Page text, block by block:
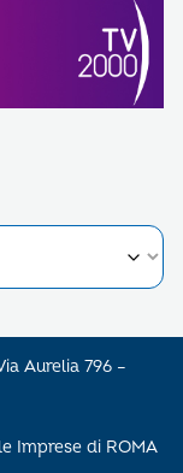
Aurelia 796 –
Imprese di ROMA